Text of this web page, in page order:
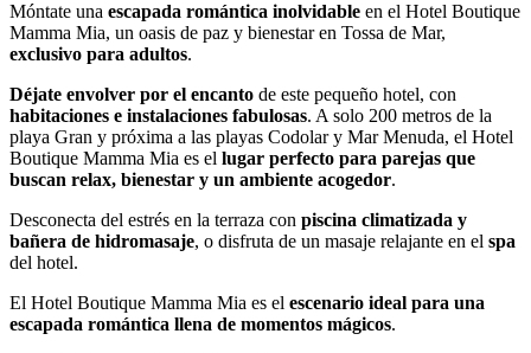
Móntate una escapada romántica inolvidable en el Hotel Boutique
Mamma Mia, un oasis de paz y bienestar en Tossa de Mar,
exclusivo para adultos.
Déjate envolver por el encanto de este pequeño hotel, con
habitaciones e instalaciones fabulosas. A solo 200 metros de la
playa Gran y próxima a las playas Codolar y Mar Menuda, el Hotel
Boutique Mamma Mia es el lugar perfecto para parejas que
buscan relax, bienestar y un ambiente acogedor.
Desconecta del estrés en la terraza con piscina climatizada y
bañera de hidromasaje, o disfruta de un masaje relajante en el spa
del hotel.
El Hotel Boutique Mamma Mia es el escenario ideal para una
escapada romántica llena de momentos mágicos.